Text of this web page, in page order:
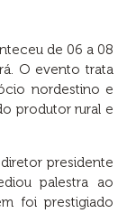
de 06 a 08
O evento trata
nordestino e
produtor rural e
presidente
palestra ao
foi prestigiado